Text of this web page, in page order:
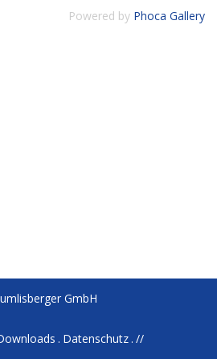
Powered by Phoca Gallery
GmbH
Datenschutz //